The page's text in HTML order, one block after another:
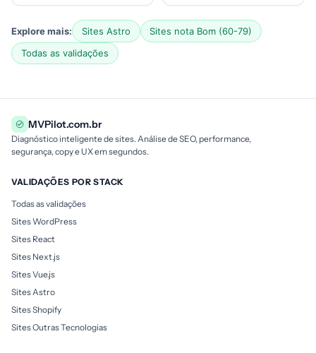
Explore mais: Sites Astro
Sites nota Bom (60-79)
Todas as validações
MVPilot.com.br
Diagnóstico inteligente de sites. Análise de SEO, performance,
segurança, copy e UX em segundos.
VALIDAÇÕES POR STACK
Todas as validações
Sites WordPress
Sites React
Sites Next.js
Sites Vue.js
Sites Astro
Sites Shopify
Sites Outras Tecnologias